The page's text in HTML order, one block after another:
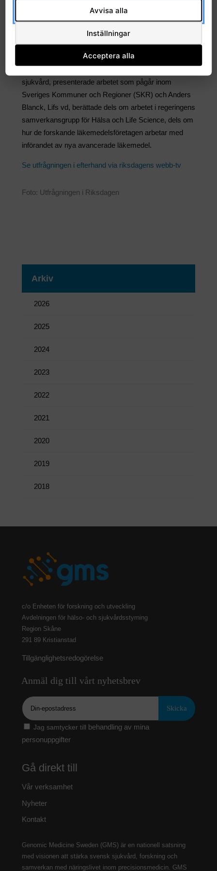
för att implementera precisionsmedicin i vården
berättade Anna Martling, Karolinska Institutet och
Region Stockholm; Claes Lundström, Linköpings
universitet samt Richard Rosenquist Brandell,
Genomic Medicine Sweden och Karolinska Institutet.
sjukvård, presenterade arbetet som pågår inom
Sveriges Kommuner och Regioner (SKR) och Anders
Blanck, Lifs vd, berättade dels om arbetet i regeringens
samverkansgrupp för Hälsa och Life Science, dels om
hur de forskande läkemedelsföretagen arbetar med
införandet av nya avancerade läkemedel.
Se utfrågningen i efterhand via riksdagens webb-tv
Foto: Utfrågningen i Riksdagen
Arkiv
2026
2025
2024
2023
2022
2021
2020
2019
2018
c/o Enheten för forskning och utveckling
Avdelningen för hälso- och sjukvårdsstyrning
Region Skåne
291 89 Kristianstad
Tillgänglighetsredogörelse
Anmäl dig till vårt nyhetsbrev
Epost
Jag samtycker till behandling av mina
personuppgifter
Gå direkt till
Vår verksamhet
Nyheter
Kontakt
Genomic Medicine Sweden (GMS) är en nationell satsning
med visionen att stärka svensk sjukvård, forskning och
samverkan med näringslivet inom precisionsmedicin. GMS
Avvisa alla
Inställningar
Acceptera alla